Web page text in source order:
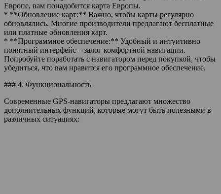
Европе, вам понадобится карта Европы.
* **Обновление карт:** Важно, чтобы карты регулярно
обновлялись. Многие производители предлагают бесплатные
или платные обновления карт.
* **Программное обеспечение:** Удобный и интуитивно
понятный интерфейс – залог комфортной навигации.
Попробуйте поработать с навигатором перед покупкой, чтобы
убедиться, что вам нравится его программное обеспечение.
### 4. Функциональность
Современные GPS-навигаторы предлагают множество
дополнительных функций, которые могут быть полезными в
различных ситуациях: